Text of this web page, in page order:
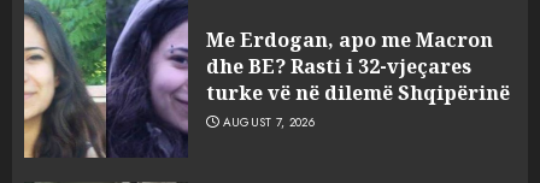
Me Erdogan, apo me Macron
dhe BE? Rasti i 32-vjeçares
turke vë në dilemë Shqipërinë
AUGUST 7, 2026